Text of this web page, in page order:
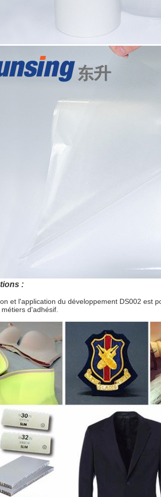
:
et l'application du développement DS002 est
d'adhésif.